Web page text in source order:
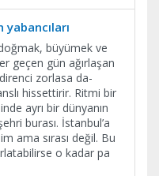
yabancıları
büyümek ve
geçen gün ağırlaşan
zorlasa da-
hissettirir. Ritmi bir
ayrı bir dünyanın
burası. İstanbul’a
ama sırası değil. Bu
o kadar pa